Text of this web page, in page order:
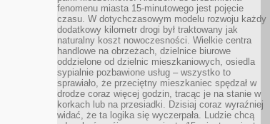
fenomenu miasta 15-minutowego jest pojęcie
czasu. W dotychczasowym modelu rozwoju każdy
dodatkowy kilometr drogi był traktowany jak
naturalny koszt nowoczesności. Wielkie centra
handlowe na obrzeżach, dzielnice biurowe
oddzielone od dzielnic mieszkaniowych, osiedla
sypialnie pozbawione usług – wszystko to
sprawiało, że przeciętny mieszkaniec spędzał w
drodze coraz więcej godzin, tracąc je na stanie w
korkach lub na przesiadki. Dzisiaj coraz wyraźniej
widać, że ta logika się wyczerpała. Ludzie chcą